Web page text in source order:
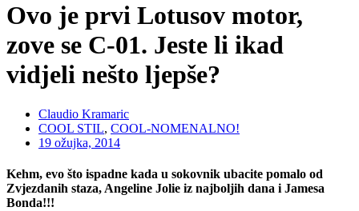
Ovo je prvi Lotusov motor,
zove se C-01. Jeste li ikad
vidjeli nešto ljepše?
Claudio Kramaric
COOL STIL, COOL-NOMENALNO!
19 ožujka, 2014
Kehm, evo što ispadne kada u sokovnik ubacite pomalo od
Zvjezdanih staza, Angeline Jolie iz najboljih dana i Jamesa
Bonda!!!